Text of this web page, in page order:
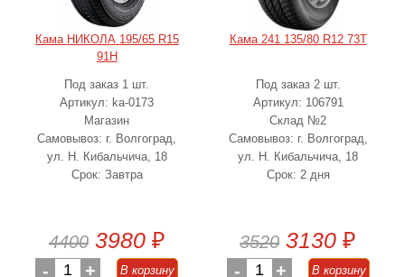
Кама НИКОЛА 195/65 R15
91H
Под заказ 1 шт.
Артикул: ka-0173
Магазин
Самовывоз: г. Волгоград,
ул. Н. Кибальчича, 18
Срок: Завтра
4400 3980 ₽
- 1 + В корзину
Кама 241 135/80 R12 73T
Под заказ 2 шт.
Артикул: 106791
Склад №2
Самовывоз: г. Волгоград,
ул. Н. Кибальчича, 18
Срок: 2 дня
3520 3130 ₽
- 1 + В корзину